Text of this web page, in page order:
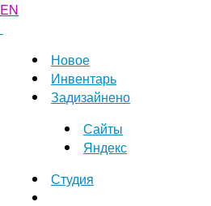
EN
Новое
Инвентарь
Задизайнено
Сайты
Яндекс
Студия